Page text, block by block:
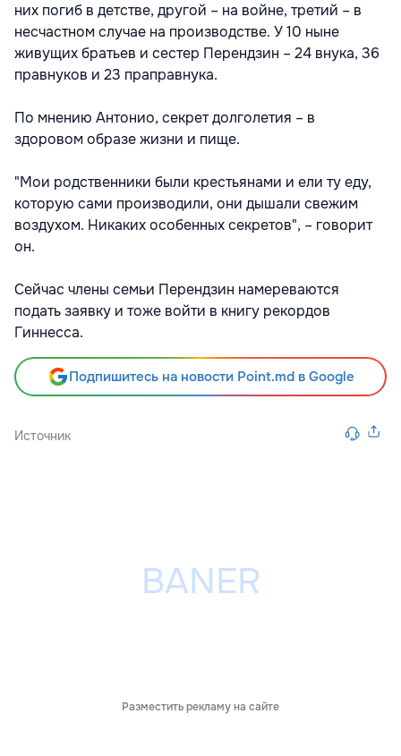
них погиб в детстве, другой – на войне, третий – в
несчастном случае на производстве. У 10 ныне
живущих братьев и сестер Перендзин – 24 внука, 36
правнуков и 23 праправнука.
По мнению Антонио, секрет долголетия – в
здоровом образе жизни и пище.
"Мои родственники были крестьянами и ели ту еду,
которую сами производили, они дышали свежим
воздухом. Никаких особенных секретов", – говорит
он.
Сейчас члены семьи Перендзин намереваются
подать заявку и тоже войти в книгу рекордов
Гиннесса.
Подпишитесь на новости Point.md в Google
Источник
Разместить рекламу на сайте